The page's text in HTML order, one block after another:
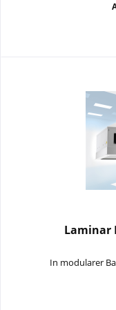
Laminar
In modularer